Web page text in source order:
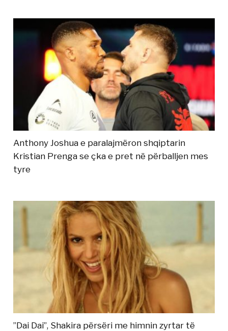
Anthony Joshua e paralajmëron shqiptarin
Kristian Prenga se çka e pret në përballjen mes
tyre
”Dai Dai”, Shakira përsëri me himnin zyrtar të